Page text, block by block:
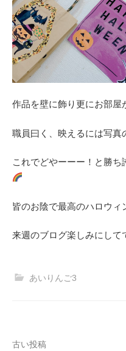
作品を壁に飾り更にお部屋
職員曰く、映えるには写真
これでどやーーー！と勝
皆のお陰で最高のハロウィ
来週のブログ楽しみにし
あいりんご3
古い投稿